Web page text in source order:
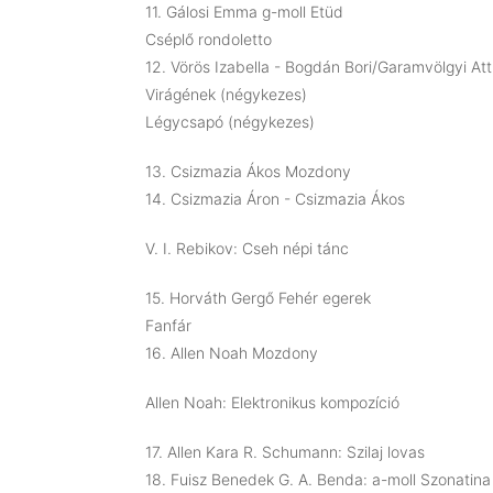
11. Gálosi Emma g-moll Etüd
Cséplő rondoletto
12. Vörös Izabella - Bogdán Bori/Garamvölgyi
Virágének (négykezes)
Légycsapó (négykezes)
13. Csizmazia Ákos Mozdony
14. Csizmazia Áron - Csizmazia Ákos
V. I. Rebikov: Cseh népi tánc
15. Horváth Gergő Fehér egerek
Fanfár
16. Allen Noah Mozdony
Allen Noah: Elektronikus kompozíció
17. Allen Kara R. Schumann: Szilaj lovas
18. Fuisz Benedek G. A. Benda: a-moll Szonatina